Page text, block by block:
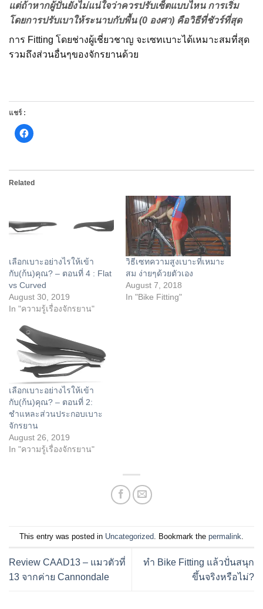
แต่ถ้าหากผู้ปั่นยังไม่แน่ใจว่าควรปรับเซ็ตแบบไหน การเริ่ม
โดยการปรับเบาให้ระนาบกับพื้น (0 องศา) คือวิธีที่ชัวร์ที่สุด
การ Fitting โดยช่างผู้เชี่ยวชาญ จะเซทเบาะได้เหมาะสมที่สุด
รวมถึงส่วนอื่นๆของจักรยานด้วย
แชร์ :
Click
to
(Opens
in
new
Related
เลือกเบาะอย่างไรให้เข้า
กับ(ก้น)คุณ? – ตอนที่ 4 : Flat
vs Curved
August 30, 2019
In "ความรู้เรื่องจักรยาน"
วิธีเซทความสูงเบาะที่เหมาะ
สม ง่ายๆด้วยตัวเอง
August 7, 2018
In "Bike Fitting"
เลือกเบาะอย่างไรให้เข้า
กับ(ก้น)คุณ? – ตอนที่ 2:
ชำแหละส่วนประกอบเบาะ
จักรยาน
August 26, 2019
In "ความรู้เรื่องจักรยาน"
This entry was posted in Uncategorized . Bookmark the permalink
Review CAAD13 – แมวตัวที่
13 จากค่าย Cannondale
ทำ Bike Fitting แล้วปั่นสนุก
ขึ้นจริงหรือไม่?